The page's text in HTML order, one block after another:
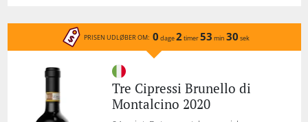
PRISEN UDLØBER OM: 0 dage2 timer53 min 30 sek
Tre Cipressi Brunello di
Montalcino 2020